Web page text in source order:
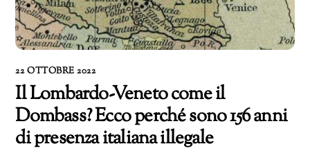
22 OTTOBRE 2022
Il Lombardo-Veneto come il
Dombass? Ecco perché sono 156 anni
di presenza italiana illegale